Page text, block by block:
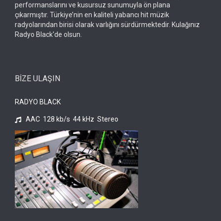
performanslarını ve kusursuz sunumuyla ön plana
çıkarmıştır. Türkiye’nin en kaliteli yabancı hit müzik
radyolarından birisi olarak varlığını sürdürmektedir. Kulağınız
Radyo Black'de olsun.
BİZE ULAŞIN
RADYO BLACK
AAC 128 kb/s 44 kHz Stereo